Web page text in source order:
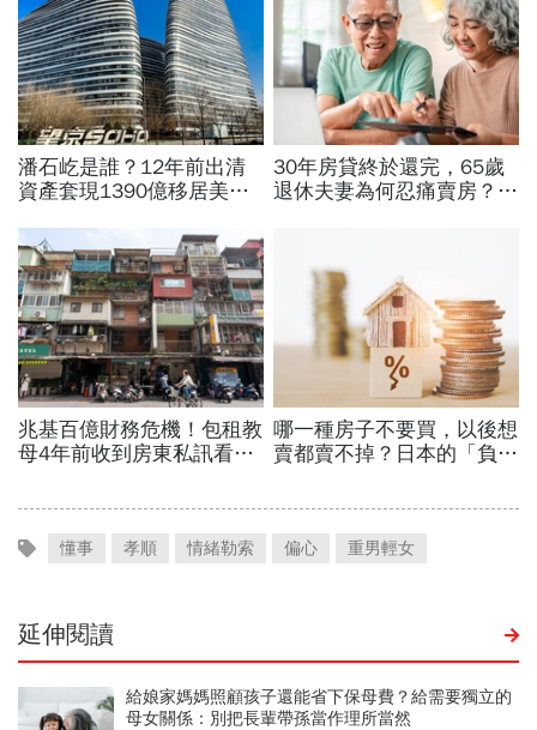
懂事 孝順 情緒勒索 偏心 重男輕女
延伸閱讀
給娘家媽媽照顧孩子還能省下保母費？給需要獨立的
母女關係：別把長輩帶孫當作理所當然